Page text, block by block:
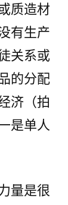
质造材
有生产
关系或
的分配
济（拍
是单人
量是很